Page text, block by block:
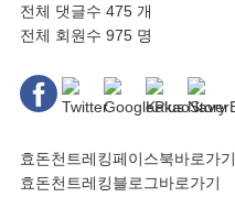
전체 댓글수 475 개
전체 회원수 975 명
효돈천트레킹페이스북바로가기
효돈천트레킹블로그바로가기